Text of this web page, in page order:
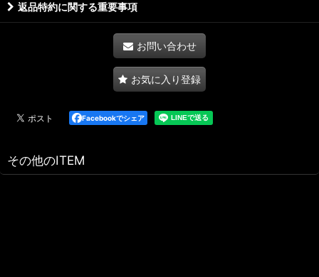
返品特約に関する重要事項
お問い合わせ
お気に入り登録
Facebookでシェア
その他のITEM